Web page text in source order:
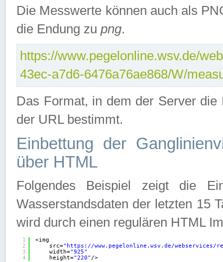
Die Messwerte können auch als
die Endung zu png.
https://www.pegelonline.wsv.de/
43ec-a7d6-6476a76ae868/W/
Das Format, in dem der Server
der URL bestimmt.
Einbettung der
über HTML
Folgendes Beispiel zeigt die
Wasserstandsdaten der letzten 15
wird durch einen regulären HTML
1
2
3
4
<img
src=" https://www.pegelonline.wsv.de/webservices/
width="925"
height="220" />